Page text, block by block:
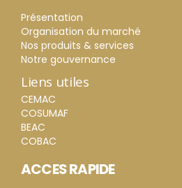
Présentation
Organisation du marché
Nos produits & services
Notre gouvernance
Liens utiles
CEMAC
COSUMAF
BEAC
COBAC
ACCES RAPIDE